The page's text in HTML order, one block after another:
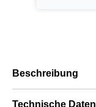
Beschreibung
Technische Daten